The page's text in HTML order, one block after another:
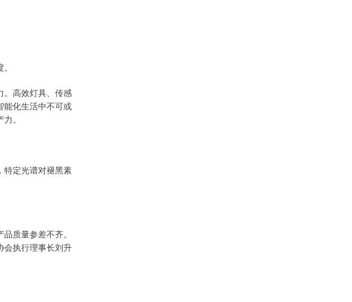
。高效灯具、传感
能化生活中不可或
。
特定光谱对褪黑素
质量参差不齐。
会执行理事长刘升